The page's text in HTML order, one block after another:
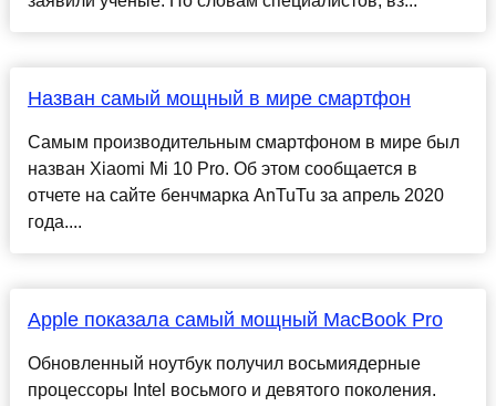
Назван самый мощный в мире смартфон
Самым производительным смартфоном в мире был
назван Xiaomi Mi 10 Pro. Об этом сообщается в
отчете на сайте бенчмарка AnTuTu за апрель 2020
года....
Apple показала самый мощный MacBook Pro
Обновленный ноутбук получил восьмиядерные
процессоры Intel восьмого и девятого поколения.